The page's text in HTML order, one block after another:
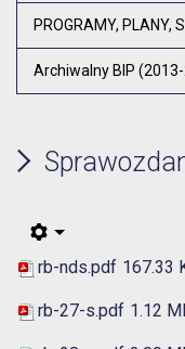
PROGRAMY, PLANY,
Archiwalny BIP
rb-nds.pdf 167.33
rb-27-s.pdf 1.12